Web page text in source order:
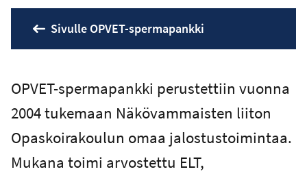
Sivulle OPVET-spermapankki
OPVET-spermapankki perustettiin vuonna
2004 tukemaan Näkövammaisten liiton
Opaskoirakoulun omaa jalostustoimintaa.
Mukana toimi arvostettu ELT,